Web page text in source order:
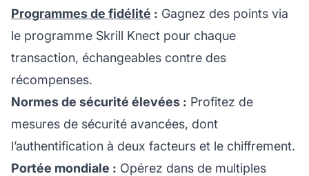
Programmes de fidélité : Gagnez des points via
le programme Skrill Knect pour chaque
transaction, échangeables contre des
récompenses.
Normes de sécurité élevées : Profitez de
mesures de sécurité avancées, dont
l’authentification à deux facteurs et le chiffrement.
Portée mondiale : Opérez dans de multiples